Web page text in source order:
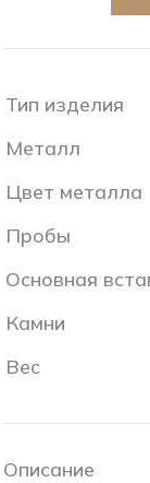
Тип изделия
Металл
Цвет металла
Пробы
Основная
Камни
Вес
Описание